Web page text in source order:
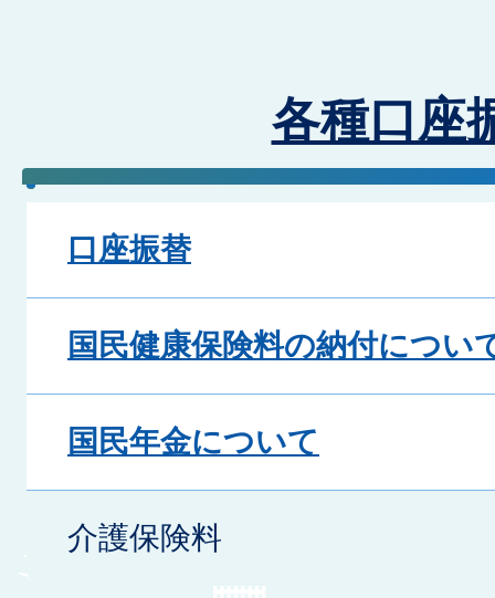
各種口座
口座振替
国民健康保険料の納付につい
国民年金について
介護保険料